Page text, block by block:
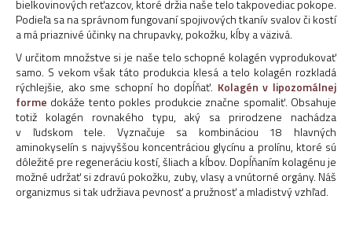
bielkovinových reťazcov, ktoré držia naše telo takpovediac pokope.
Podieľa sa na správnom fungovaní spojivových tkanív svalov či kostí
a má priaznivé účinky na chrupavky, pokožku, kĺby a väzivá.
V určitom množstve si je naše telo schopné kolagén vyprodukovať
samo. S vekom však táto produkcia klesá a telo kolagén rozkladá
rýchlejšie, ako sme schopní ho dopĺňať. Kolagén v lipozomálnej
forme dokáže tento pokles produkcie značne spomaliť. Obsahuje
totiž kolagén rovnakého typu, aký sa prirodzene nachádza
v ľudskom tele. Vyznačuje sa kombináciou 18 hlavných
aminokyselín s najvyššou koncentráciou glycínu a prolínu, ktoré sú
dôležité pre regeneráciu kostí, šliach a kĺbov. Dopĺňaním kolagénu je
možné udržať si zdravú pokožku, zuby, vlasy a vnútorné orgány. Náš
organizmus si tak udržiava pevnosť a pružnosť a mladistvý vzhľad.